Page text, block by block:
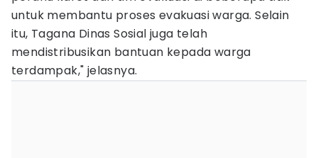
untuk membantu proses evakuasi warga. Selain
itu, Tagana Dinas Sosial juga telah
mendistribusikan bantuan kepada warga
terdampak," jelasnya.